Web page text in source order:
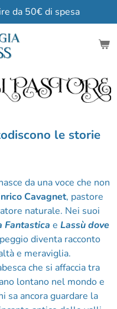
da 50€ di spesa
le storie
da una voce che non
Cavagnet, pastore
naturale. Nei suoi
Fantastica e Lassù dove
diventa racconto
e meraviglia.
che si affaccia tra
lontano nel mondo e
sa ancora guardare la